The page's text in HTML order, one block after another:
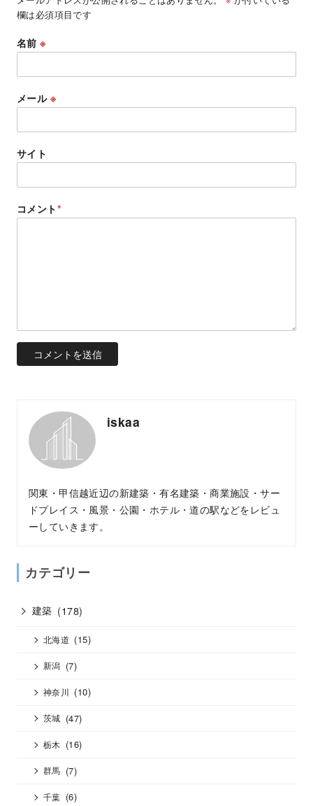
欄は必須項目です
名前※
メール ※
サイト
コメント*
iskaa
関東・甲信越近辺の新建築・有名建築・商業施設・サー
ドプレイス・風景・公園・ホテル・道の駅などをレビュ
ーしていきます。
カテゴリー
建築 (178)
北海道 (15)
新潟 (7)
神奈川 (10)
茨城 (47)
栃木 (16)
群馬 (7)
千葉 (6)